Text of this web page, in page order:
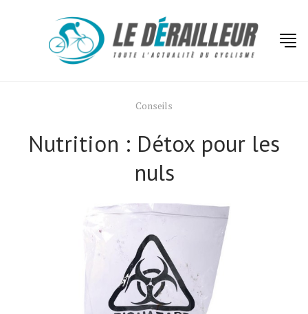
Conseils
Nutrition : Détox pour les
nuls